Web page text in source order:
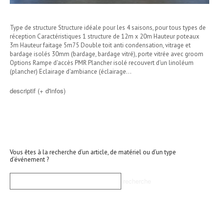
Type de structure Structure idéale pour les 4 saisons, pour tous types de
réception Caractéristiques 1 structure de 12m x 20m Hauteur poteaux
3m Hauteur faitage 5m75 Double toit anti condensation, vitrage et
bardage isolés 30mm (bardage, bardage vitré), porte vitrée avec groom
Options Rampe d'accès PMR Plancher isolé recouvert d'un linoléum
(plancher) Eclairage d'ambiance (éclairage…
descriptif (+ d'infos)
Vous êtes à la recherche d’un article, de matériel ou d’un type
d’événement ?